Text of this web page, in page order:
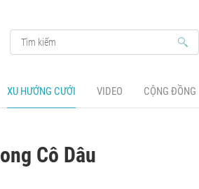
XU HƯỚNG CƯỚI VIDEO CỘNG ĐỒNG
Cô Dâu